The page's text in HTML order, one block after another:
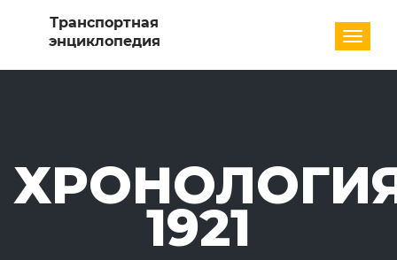
1921